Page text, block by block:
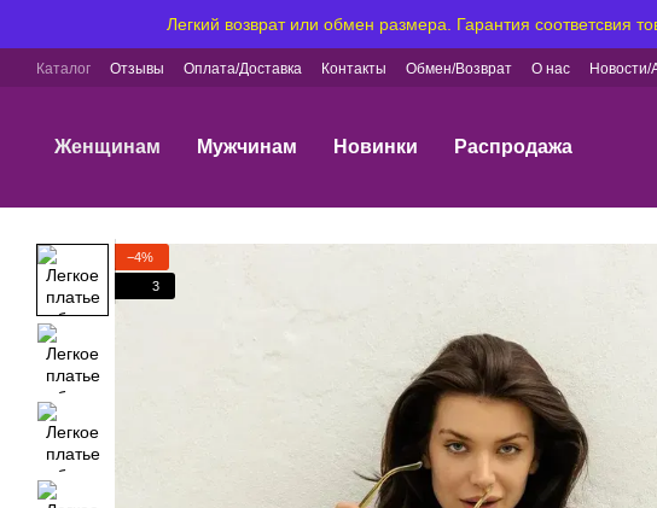
Перейти к основному контентуЛегкий возврат или обмен размера. Гарантия соответсвия
Каталог Отзывы Оплата/Доставка Контакты Обмен/Возврат О нас Новости/
Женщинам Мужчинам Новинки Распродажа
−4%
3